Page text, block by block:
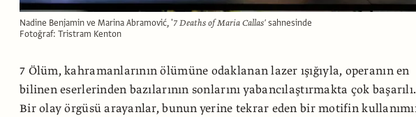
Nadine Benjamin ve Marina Abramović, '7 Deaths of Maria Callas'sahnesinde
Fotoğraf: Tristram Kenton
7 Ölüm, kahramanlarının ölümüne odaklanan lazer ışığıyla, operanın en
bilinen eserlerinden bazılarının sonlarını yabancılaştırmakta çok başarılı.
Bir olay örgüsü arayanlar, bunun yerine tekrar eden bir motifin